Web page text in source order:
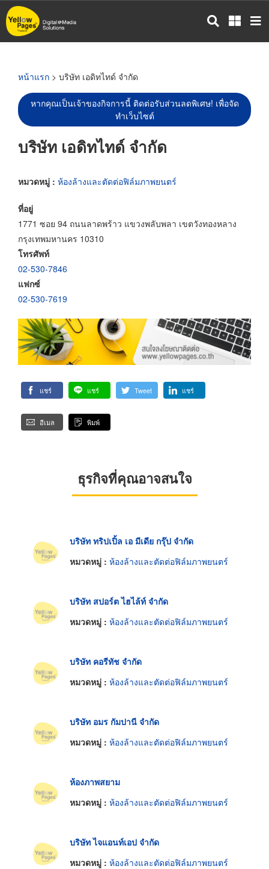
ข้าม
ไป
หน้าแรก > บริษัท เอดิทไทด์ จำกัด
หากคุณเป็นเจ้าของกิจการนี้ ติดต่อรับส่วนลดพิเศษ! เพื่อจัด
ทำเว็บไซต์
บริษัท เอดิทไทด์ จำกัด
หมวดหมู่ : ห้องล้างและตัดต่อฟิล์มภาพยนตร์
ที่อยู่
1771 ซอย 94 ถนนลาดพร้าว แขวงพลับพลา เขตวังทองหลาง
กรุงเทพมหานคร 10310
โทรศัพท์
02-530-7846
แฟกซ์
02-530-7619
แชร์ แชร์ Tweet แชร์
อีเมล พิมพ์
ธุรกิจที่คุณอาจสนใจ
บริษัท ทริปเปิ้ล เอ มีเดีย กรุ๊ป จำกัด
หมวดหมู่ : ห้องล้างและตัดต่อฟิล์มภาพยนตร์
บริษัท สปอร์ต ไฮไล้ท์ จำกัด
หมวดหมู่ : ห้องล้างและตัดต่อฟิล์มภาพยนตร์
บริษัท คอรีทัช จำกัด
หมวดหมู่ : ห้องล้างและตัดต่อฟิล์มภาพยนตร์
บริษัท อมร กัมปานี จำกัด
หมวดหมู่ : ห้องล้างและตัดต่อฟิล์มภาพยนตร์
ห้องภาพสยาม
หมวดหมู่ : ห้องล้างและตัดต่อฟิล์มภาพยนตร์
บริษัท ไจแอนท์เอป จำกัด
หมวดหมู่ : ห้องล้างและตัดต่อฟิล์มภาพยนตร์